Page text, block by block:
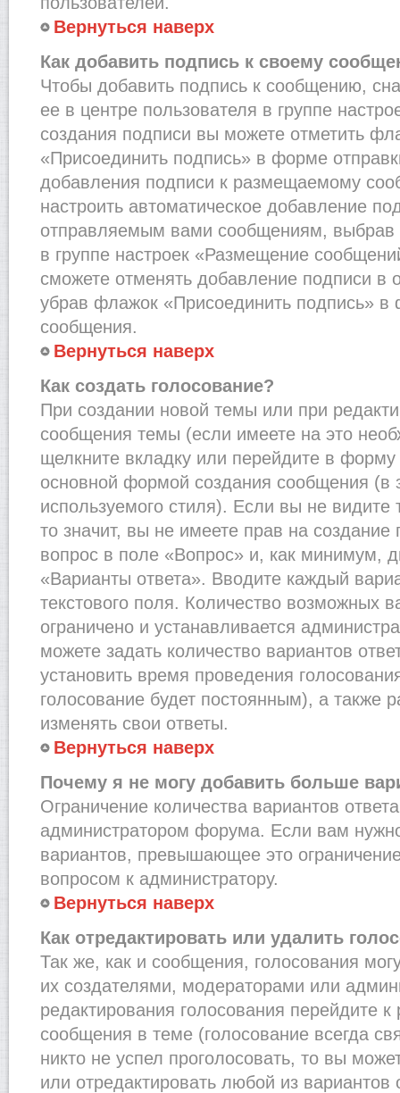
Вернуться наверх
Как добавить подпись к своему
Чтобы добавить подпись к сообщению,
ее в центре пользователя в группе
создания подписи вы можете отметить
«Присоединить подпись» в форме
добавления подписи к размещаемому
настроить автоматическое добавление
отправляемым вами сообщениям, выбрав
в группе настроек «Размещение
сможете отменять добавление подписи в
убрав флажок «Присоединить подпись» в
сообщения.
Вернуться наверх
Как создать голосование?
При создании новой темы или при
сообщения темы (если имеете на это
щелкните вкладку или перейдите в
основной формой создания сообщения (в
используемого стиля). Если вы не
то значит, вы не имеете прав на создание
вопрос в поле «Вопрос» и, как минимум,
«Варианты ответа». Вводите каждый
текстового поля. Количество возможных
ограничено и устанавливается
можете задать количество вариантов
установить время проведения
голосование будет постоянным), а также
изменять свои ответы.
Вернуться наверх
Почему я не могу добавить больше
Ограничение количества вариантов
администратором форума. Если вам
вариантов, превышающее это
вопросом к администратору.
Вернуться наверх
Как отредактировать или удалить
Так же, как и сообщения, голосования
их создателями, модераторами или
редактирования голосования перейдите
сообщения в теме (голосование всегда
никто не успел проголосовать, то вы
или отредактировать любой из вариантов